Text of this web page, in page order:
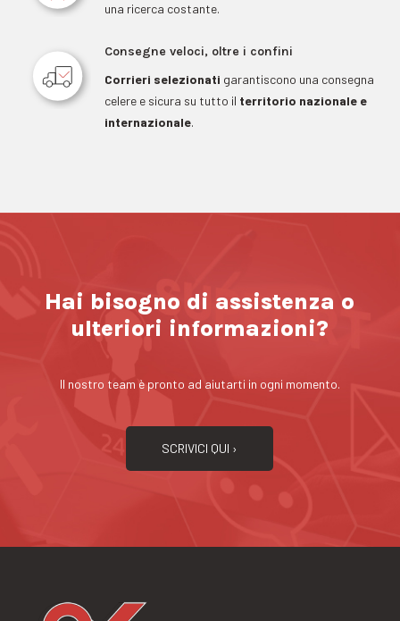
una ricerca costante.
Consegne veloci, oltre i confini
Corrieri selezionati garantiscono una consegna
celere e sicura su tutto il territorio nazionale e
internazionale.
Hai bisogno di assistenza o
ulteriori informazioni?
Il nostro team è pronto ad aiutarti in ogni momento.
SCRIVICI QUI ›